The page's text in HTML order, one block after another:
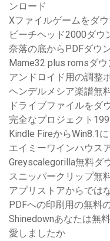
ンロード
Xファイルゲームをダ
ビーチヘッド2000ダウ
奈落の底からPDFダウ
Mame32 plus romsダ
アンドロイド用の調整
ヘンデルメシア楽譜無
ドライブファイルをダ
完全なプロジェクト
Kindle FireからWin8.1
エイミーワインハウス
Greyscalegorilla無料ダ
スニッパークリップ無
アプリストアからでは
PDFへの印刷用の無料
Shinedownあなたは無
愛しましたか